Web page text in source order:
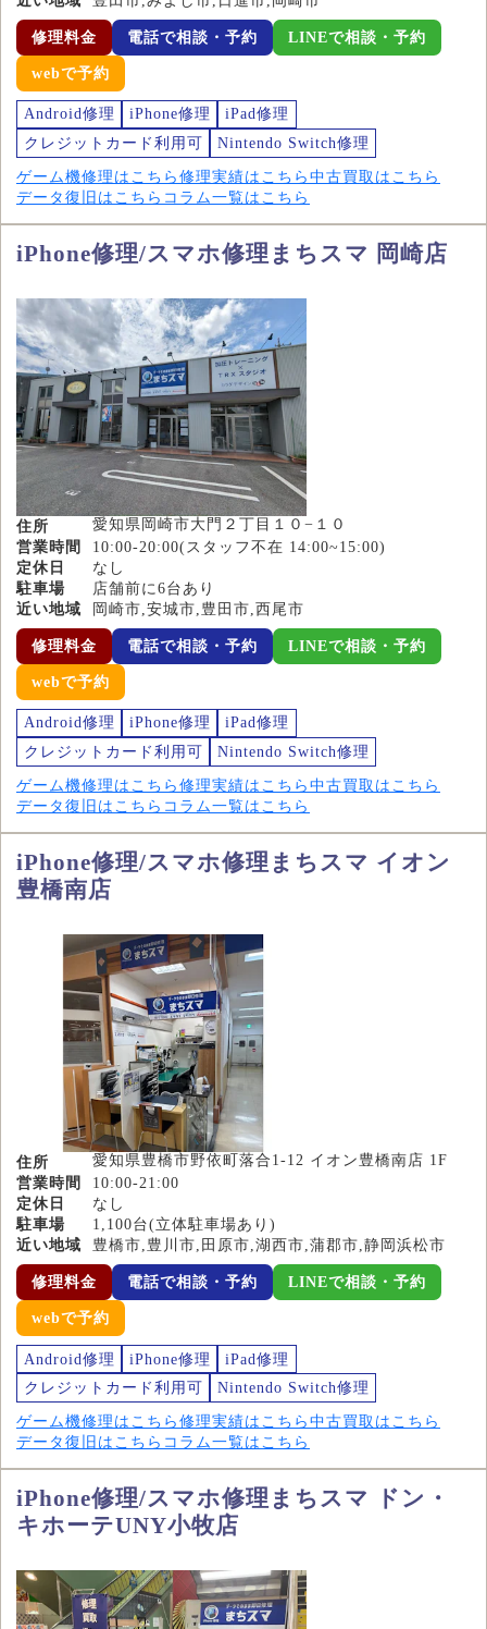
修理料金 電話で相談・予約 LINEで相談・予約
webで予約
Android修理 iPhone修理
iPad修理
クレジットカード利用可
Nintendo Switch修理
ゲーム機修理はこちら 修理実績はこちら 中古買取はこちら
データ復旧はこちら コラム一覧はこちら
iPhone修理/スマホ修理まちスマ 岡崎店
住所
愛知県岡崎市大門２丁目１０−１０
営業時間
10:00-20:00(スタッフ不在 14:00~15:00)
定休日
なし
駐車場
店舗前に6台あり
近い地域
岡崎市,安城市,豊田市,西尾市
修理料金 電話で相談・予約 LINEで相談・予約
webで予約
Android修理 iPhone修理
iPad修理
クレジットカード利用可
Nintendo Switch修理
ゲーム機修理はこちら 修理実績はこちら 中古買取はこちら
データ復旧はこちら コラム一覧はこちら
iPhone修理/スマホ修理まちスマ イオン
豊橋南店
住所
愛知県豊橋市野依町落合1-12 イオン豊橋南店 1F
営業時間
10:00-21:00
定休日
なし
駐車場
1,100台(立体駐車場あり)
近い地域
豊橋市,豊川市,田原市,湖西市,蒲郡市,静岡浜松市
修理料金 電話で相談・予約 LINEで相談・予約
webで予約
Android修理 iPhone修理
iPad修理
クレジットカード利用可
Nintendo Switch修理
ゲーム機修理はこちら 修理実績はこちら 中古買取はこちら
データ復旧はこちら コラム一覧はこちら
iPhone修理/スマホ修理まちスマ ドン・
キホーテUNY小牧店